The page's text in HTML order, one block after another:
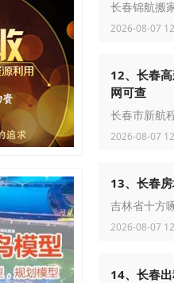
长春锦航搬
2026-08-07
12、长春
网可查
长春市新航
2026-08-07
13、长春
吉林省十方
2026-08-07
14、长春